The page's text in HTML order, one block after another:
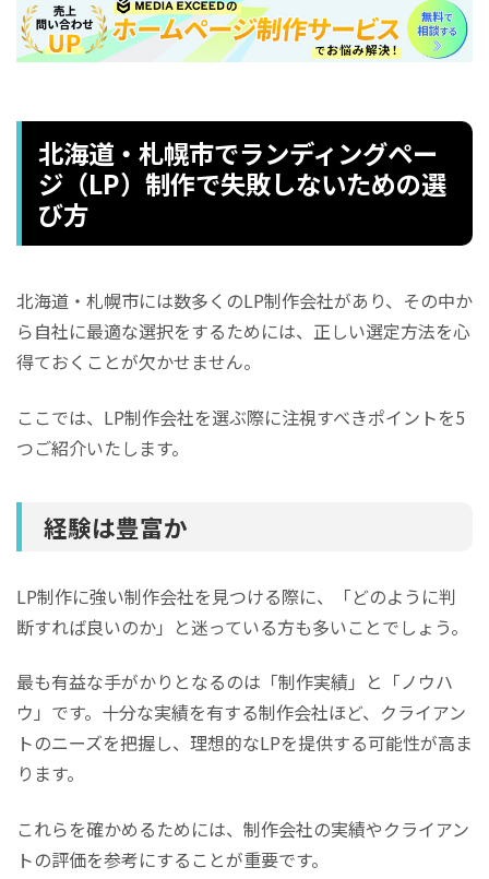
北海道・札幌市でランディングペー
ジ（LP）制作で失敗しないための選
び方
北海道・札幌市には数多くのLP制作会社があり、その中か
ら自社に最適な選択をするためには、正しい選定方法を心
得ておくことが欠かせません。
ここでは、LP制作会社を選ぶ際に注視すべきポイントを5
つご紹介いたします。
経験は豊富か
LP制作に強い制作会社を見つける際に、「どのように判
断すれば良いのか」と迷っている方も多いことでしょう。
最も有益な手がかりとなるのは「制作実績」と「ノウハ
ウ」です。十分な実績を有する制作会社ほど、クライアン
トのニーズを把握し、理想的なLPを提供する可能性が高ま
ります。
これらを確かめるためには、制作会社の実績やクライアン
トの評価を参考にすることが重要です。